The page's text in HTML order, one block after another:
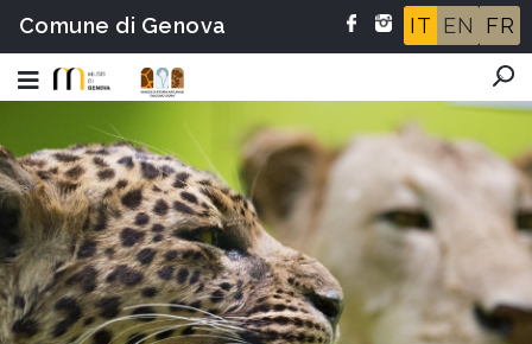
Comune di Genova IT EN FR